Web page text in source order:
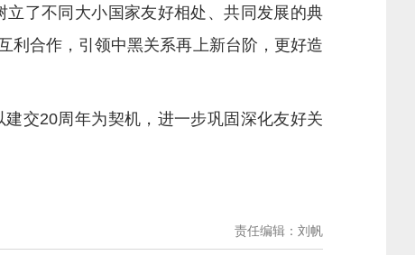
了不同大小国家友好相处、共同发展的典
利合作，引领中黑关系再上新台阶，更好造
交20周年为契机，进一步巩固深化友好关
责任编辑：刘帆